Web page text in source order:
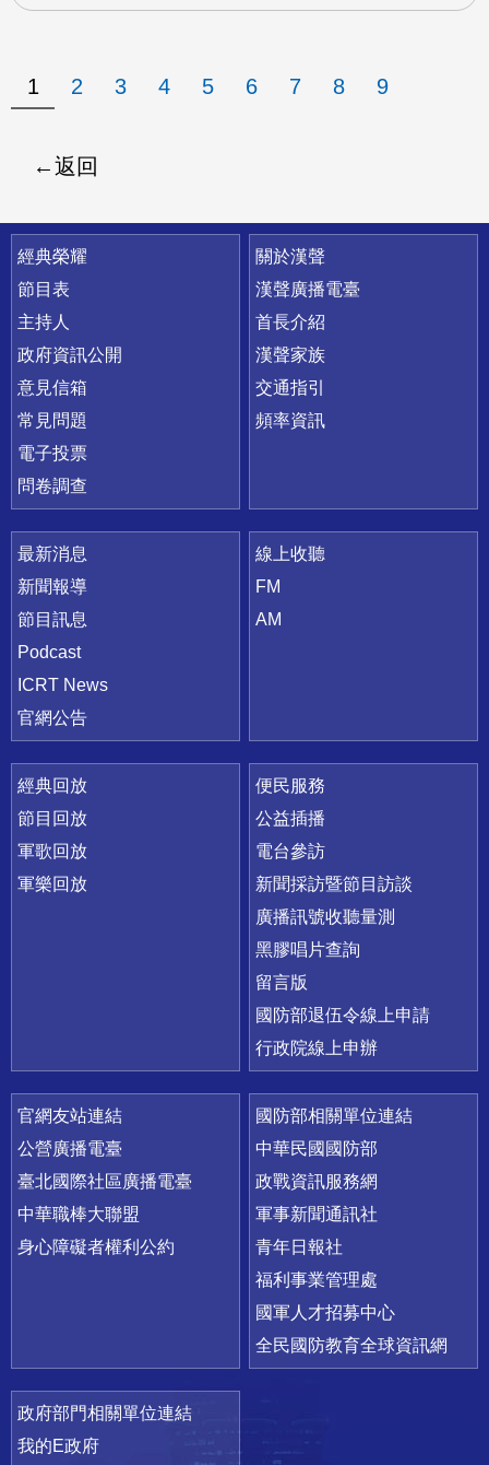
1 2 3 4 5 6 7 8 9
返回
快速連結
經典榮耀
節目表
主持人
政府資訊公開
意見信箱
常見問題
電子投票
問卷調查
關於漢聲
漢聲廣播電臺
首長介紹
漢聲家族
交通指引
頻率資訊
最新消息
新聞報導
節目訊息
Podcast
ICRT News
官網公告
線上收聽
FM
AM
經典回放
節目回放
軍歌回放
軍樂回放
便民服務
公益插播
電台參訪
新聞採訪暨節目訪談
廣播訊號收聽量測
黑膠唱片查詢
留言版
國防部退伍令線上申請
行政院線上申辦
官網友站連結
公營廣播電臺
臺北國際社區廣播電臺
中華職棒大聯盟
身心障礙者權利公約
國防部相關單位連結
中華民國國防部
政戰資訊服務網
軍事新聞通訊社
青年日報社
福利事業管理處
國軍人才招募中心
全民國防教育全球資訊網
政府部門相關單位連結
我的E政府